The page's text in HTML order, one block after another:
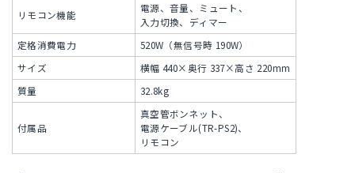
リモコン機能
電源、音量、ミュート、
入力切換、ディマー
定格消費電力
520W（無信号時 190W）
サイズ
横幅 440×奥行 337×高さ 220mm
質量
32.8kg
付属品
真空管ボンネット、
電源ケーブル(TR-PS2)、
リモコン